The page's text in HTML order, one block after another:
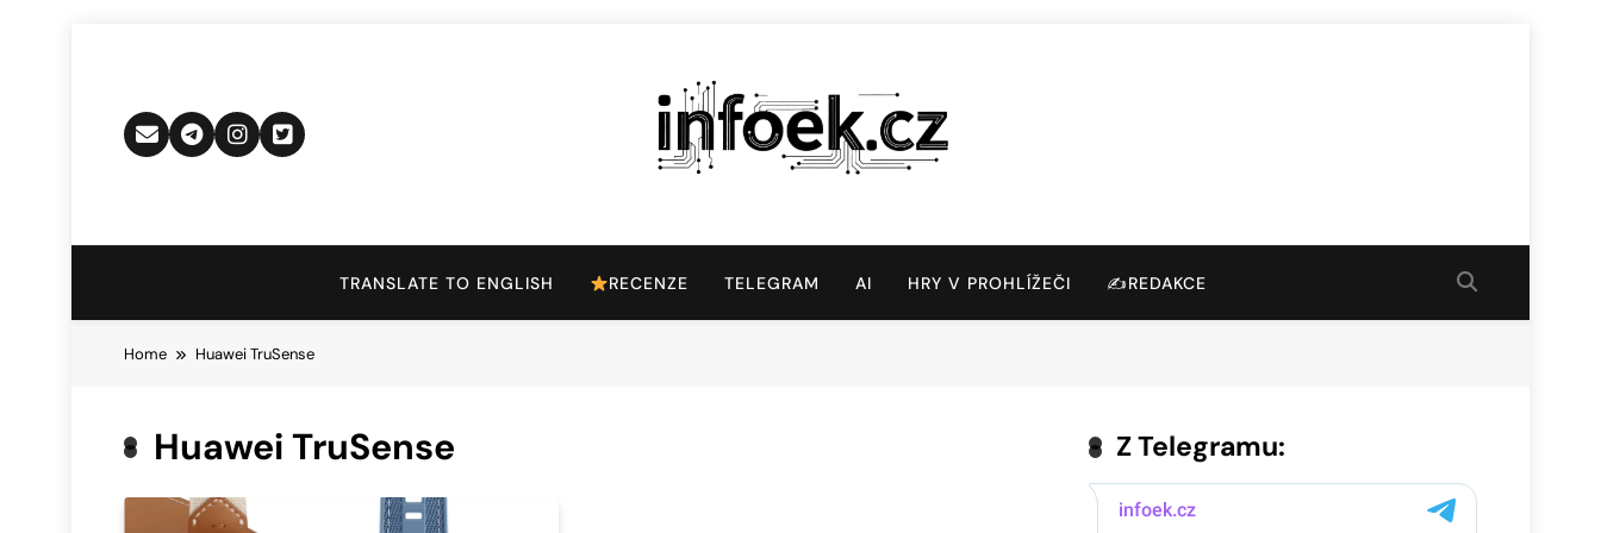
Infoek.cz
TRANSLATE TO ENGLISH RECENZE TELEGRAM AI HRY V PROHLÍŽEČI ✍️REDAKCE
Home Huawei TruSense
Huawei TruSense Z Telegramu: